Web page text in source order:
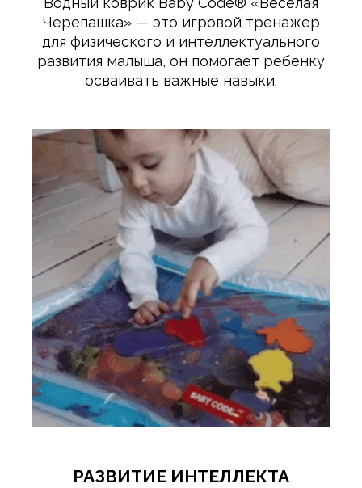
Черепашка» — это игровой тренажер
для физического и интеллектуального
развития малыша, он помогает ребенку
осваивать важные навыки.
РАЗВИТИЕ ИНТЕЛЛЕКТА